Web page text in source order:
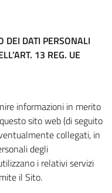
DEI DATI PERSONALI
13 REG. UE
informazioni in merito
sito web (di seguito
collegati, in
degli
i relativi servizi
il Sito.